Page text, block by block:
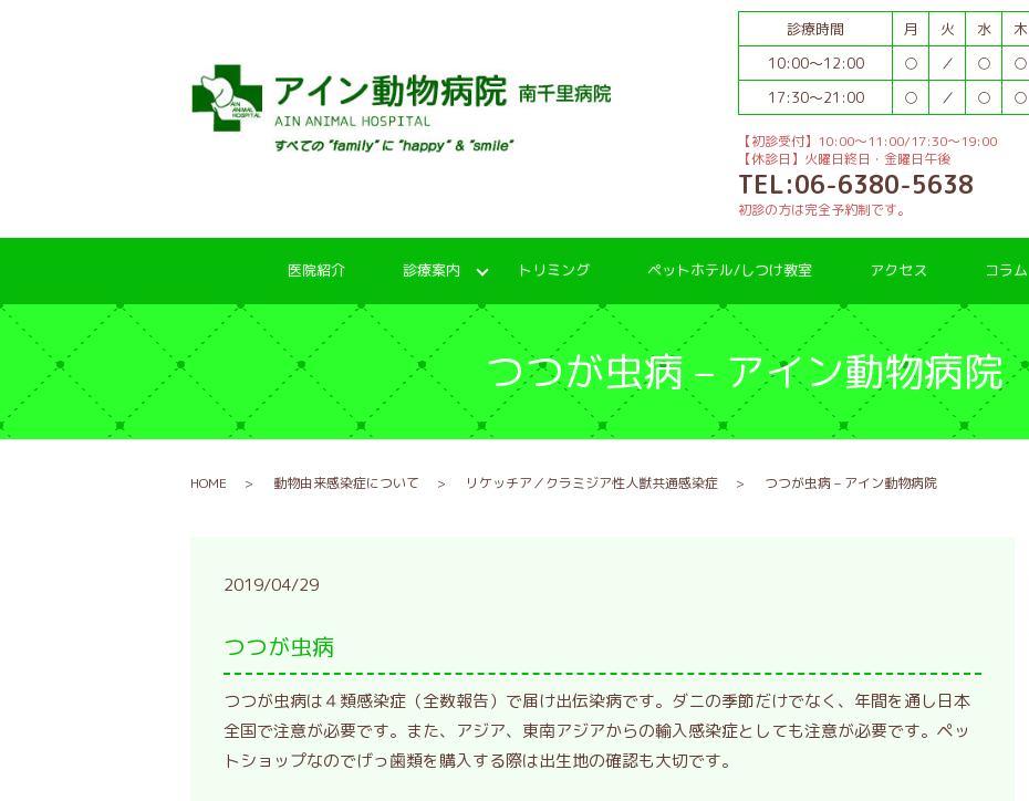
診療時間 月 火 水 木
10:00～12:00
○ ／ ○ ○
17:30～21:00
○ ／ ○ ○
【初診受付】10:00～11:00/17:30～19:00
【休診日】火曜日終日・金曜日午後
TEL:06-6380-5638
初診の方は完全予約制です。
医院紹介 診療案内 トリミング ペットホテル/しつけ教室 アクセス コラム
つつが虫病 – アイン動物病院
HOME 動物由来感染症について リケッチア／クラミジア性人獣共通感染症 つつが虫病 – アイン動物病院
2019/04/29
つつが虫病
つつが虫病は４類感染症（全数報告）で届け出伝染病です。ダニの季節だけでなく、年間を通し日本
全国で注意が必要です。また、アジア、東南アジアからの輸入感染症としても注意が必要です。ペッ
トショップなのでげっ歯類を購入する際は出生地の確認も大切です。